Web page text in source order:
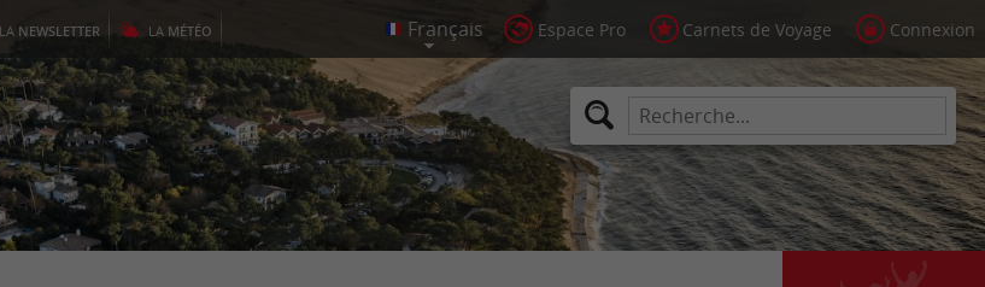
LA NEWSLETTER LA MÉTÉO Espace Pro Carnets de Voyage Connexion